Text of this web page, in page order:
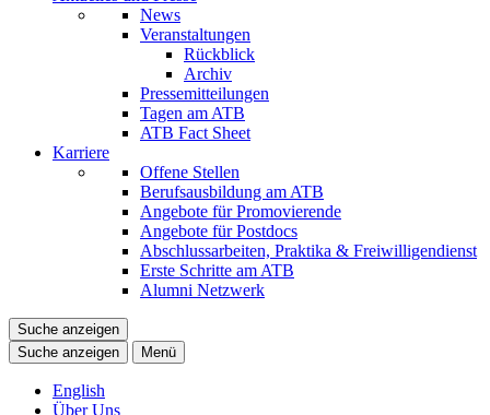
News
Veranstaltungen
Rückblick
Archiv
Pressemitteilungen
Tagen am ATB
ATB Fact Sheet
Karriere
Offene Stellen
Berufsausbildung am ATB
Angebote für Promovierende
Angebote für Postdocs
Abschlussarbeiten, Praktika & Freiwilligendienst
Erste Schritte am ATB
Alumni Netzwerk
Suche anzeigen
Suche anzeigen
Menü
English
Über Uns